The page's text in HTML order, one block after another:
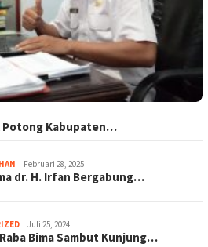
Potong Kabupaten…
Februari 28, 2025
dr. H. Irfan Bergabung…
Juli 25, 2024
Bima Sambut Kunjung…